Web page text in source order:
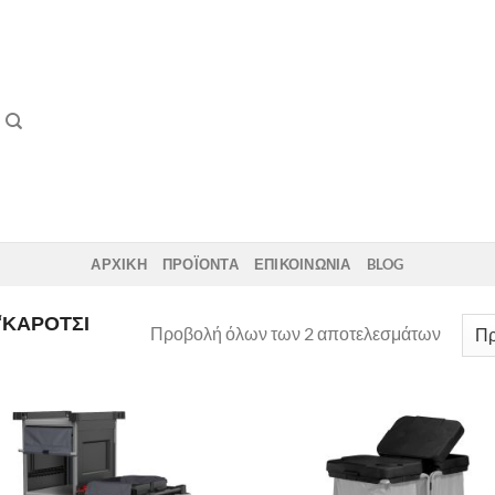
ΑΡΧΙΚΗ ΠΡΟΪΟΝΤΑ ΕΠΙΚΟΙΝΩΝΙΑ BLOG
Προβολή όλων των 2 αποτελεσμάτων